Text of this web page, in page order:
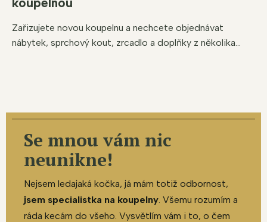
Zařizujete novou koupelnu a nechcete objednávat
nábytek, sprchový kout, zrcadlo a doplňky z několika...
Se mnou vám nic
neunikne!
Nejsem ledajaká kočka, já mám totiž odbornost,
jsem specialistka na koupelny. Všemu rozumím a
ráda kecám do všeho. Vysvětlím vám i to, o čem